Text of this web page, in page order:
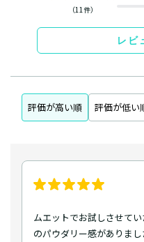
（11件）
レビ
評価が高い順 評価が低い
ムエットでお試しさせて
のパウダリー感がありま